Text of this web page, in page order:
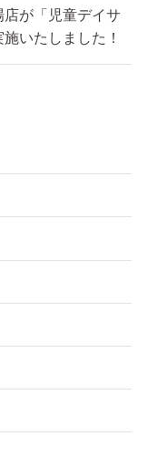
店が「児童デイサ
いたしました！